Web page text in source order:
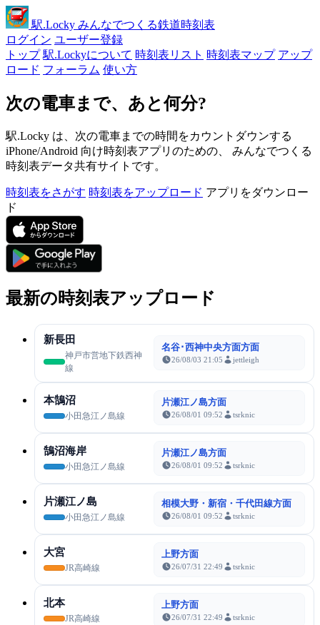
駅.Locky みんなでつくる鉄道時刻表
ログイン ユーザー登録
トップ 駅.Lockyについて 時刻表リスト 時刻表マップ アップ
ロード フォーラム 使い方
次の電車まで、あと何分?
駅.Locky は、次の電車までの時間をカウントダウンする
iPhone/Android 向け時刻表アプリのための、 みんなでつくる
時刻表データ共有サイトです。
時刻表をさがす 時刻表をアップロード アプリをダウンロー
ド
最新の時刻表アップロード
新長田
神戸市営地下鉄西神
線
名谷･西神中央方面方面
26/08/03 21:05 jettleigh
本鵠沼
小田急江ノ島線
片瀬江ノ島方面
26/08/01 09:52 tsrknic
鵠沼海岸
小田急江ノ島線
片瀬江ノ島方面
26/08/01 09:52 tsrknic
片瀬江ノ島
小田急江ノ島線
相模大野・新宿・千代田線方面
26/08/01 09:52 tsrknic
大宮
JR高崎線
上野方面
26/07/31 22:49 tsrknic
北本
JR高崎線
上野方面
26/07/31 22:49 tsrknic